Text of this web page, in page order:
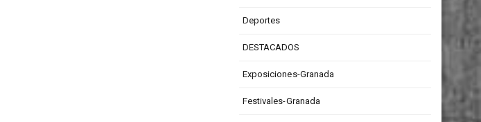
Deportes
DESTACADOS
Exposiciones-Granada
Festivales-Granada